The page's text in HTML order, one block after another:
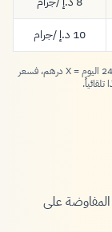
8 درهم
10 درهم
10 د.إ /جرام
إذا كان لديك 50 جرام عيار 21 بحالة جيدة، وسعر جرام عيار 24 اليوم = X درهم، فسعر
على